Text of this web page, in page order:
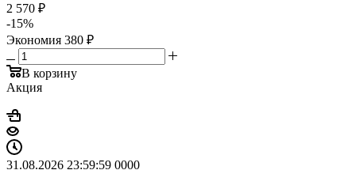
2 570 ₽
-15%
Экономия 380 ₽
В корзину
Акция
31.08.2026 23:59:59 0000